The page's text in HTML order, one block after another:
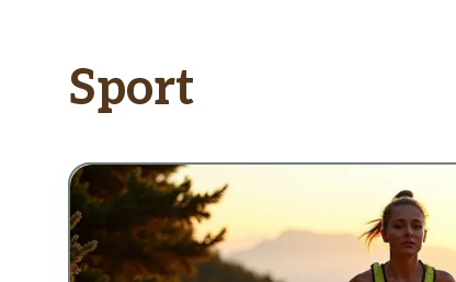
Sport